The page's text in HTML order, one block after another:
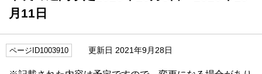
月11日
ページID1003910 更新日 2021年9月28日